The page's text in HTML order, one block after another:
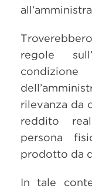
regole
rilevanza da
reddito
persona
prodotto da
In tale